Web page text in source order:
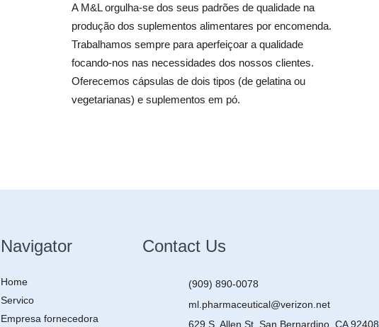
A M&L orgulha-se dos seus padrões de qualidade na
produção dos suplementos alimentares por encomenda.
Trabalhamos sempre para aperfeiçoar a qualidade
focando-nos nas necessidades dos nossos clientes.
Oferecemos cápsulas de dois tipos (de gelatina ou
vegetarianas) e suplementos em pó.
Navigator
Home
Servico
Empresa fornecedora
Contact Us
(909) 890-0078
ml.pharmaceutical@verizon.net
629 S. Allen St. San Bernardino, CA 92408